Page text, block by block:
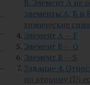
В. Элемент А не
элементы А, Б и
химические
Элемент А — F
Элемент Б — O
Элемент В — S
Задание 4.
по второму (D)